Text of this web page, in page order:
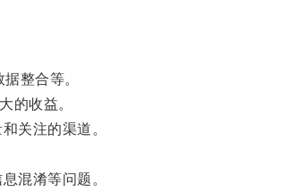
整合等。
的收益。
关注的渠道。
混淆等问题。